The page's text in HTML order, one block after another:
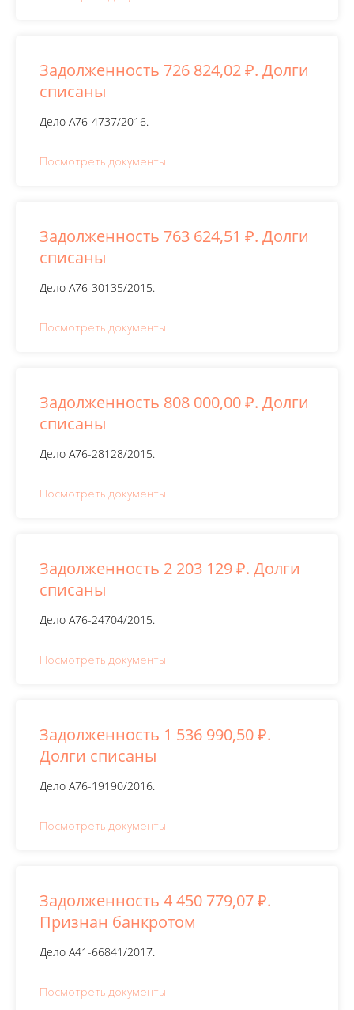
Задолженность 726 824,02 ₽. Долги
списаны
Дело А76-4737/2016.
Посмотреть документы
Задолженность 763 624,51 ₽. Долги
списаны
Дело А76-30135/2015.
Посмотреть документы
Задолженность 808 000,00 ₽. Долги
списаны
Дело А76-28128/2015.
Посмотреть документы
Задолженность 2 203 129 ₽. Долги
списаны
Дело А76-24704/2015.
Посмотреть документы
Задолженность 1 536 990,50 ₽.
Долги списаны
Дело А76-19190/2016.
Посмотреть документы
Задолженность 4 450 779,07 ₽.
Признан банкротом
Дело А41-66841/2017.
Посмотреть документы